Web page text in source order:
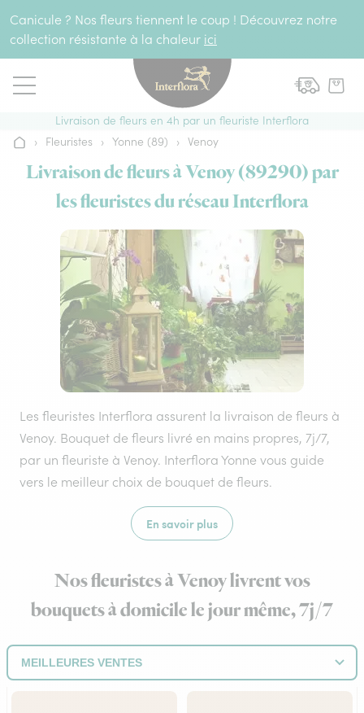
Canicule ? Nos fleurs tiennent le coup ! Découvrez notre
collection résistante à la chaleur ici
Livraison de fleurs en 4h par un fleuriste Interflora
Accueil
› Fleuristes › Yonne (89) › Venoy
Livraison de fleurs à Venoy (89290) par
les fleuristes du réseau Interflora
Les fleuristes Interflora assurent la livraison de fleurs à
Venoy. Bouquet de fleurs livré en mains propres, 7j/7,
par un fleuriste à Venoy. Interflora Yonne vous guide
vers le meilleur choix de bouquet de fleurs.
En savoir plus
Nos fleuristes à Venoy livrent vos
bouquets à domicile le jour même, 7j/7